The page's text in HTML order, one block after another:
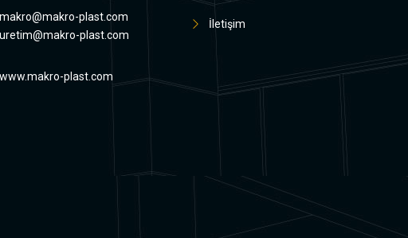
makro@makro-plast.com
uretim@makro-plast.com
www.makro-plast.com
İletişim